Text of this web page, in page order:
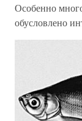
Особенно
обусловлено